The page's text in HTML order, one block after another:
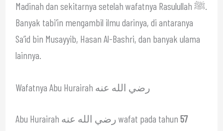
Madinah dan sekitarnya setelah wafatnya Rasulullah ﷺ.
Banyak tabi‘in mengambil ilmu darinya, di antaranya
Sa‘id bin Musayyib, Hasan Al-Bashri, dan banyak ulama
lainnya.
Wafatnya Abu Hurairah رضي الله عنه
Abu Hurairah رضي الله عنه wafat pada tahun 57